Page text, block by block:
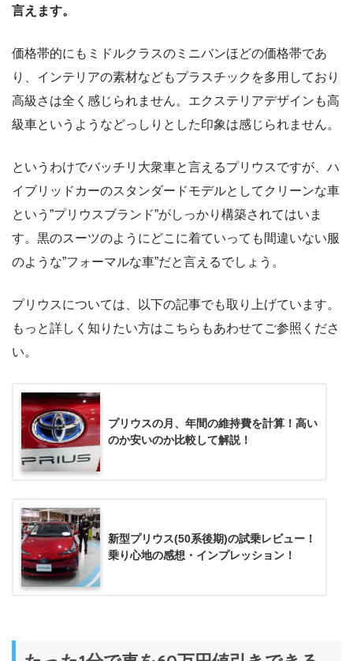
言えます。
価格帯的にもミドルクラスのミニバンほどの価格帯であ
り、インテリアの素材などもプラスチックを多用しており
高級さは全く感じられません。エクステリアデザインも高
級車というようなどっしりとした印象は感じられません。
というわけでバッチリ大衆車と言えるプリウスですが、ハ
イブリッドカーのスタンダードモデルとしてクリーンな車
という”プリウスブランド”がしっかり構築されてはいま
す。黒のスーツのようにどこに着ていっても間違いない服
のような”フォーマルな車”だと言えるでしょう。
プリウスについては、以下の記事でも取り上げています。
もっと詳しく知りたい方はこちらもあわせてご参照くださ
い。
プリウスの月、年間の維持費を計算！高い
のか安いのか比較して解説！
新型プリウス(50系後期)の試乗レビュー！
乗り心地の感想・インプレッション！